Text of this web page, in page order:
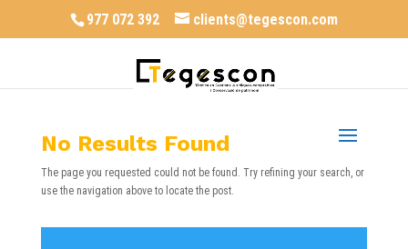
977 072 392 clients@tegescon.com
No Results Found
The page you requested could not be found. Try refining your search, or
use the navigation above to locate the post.